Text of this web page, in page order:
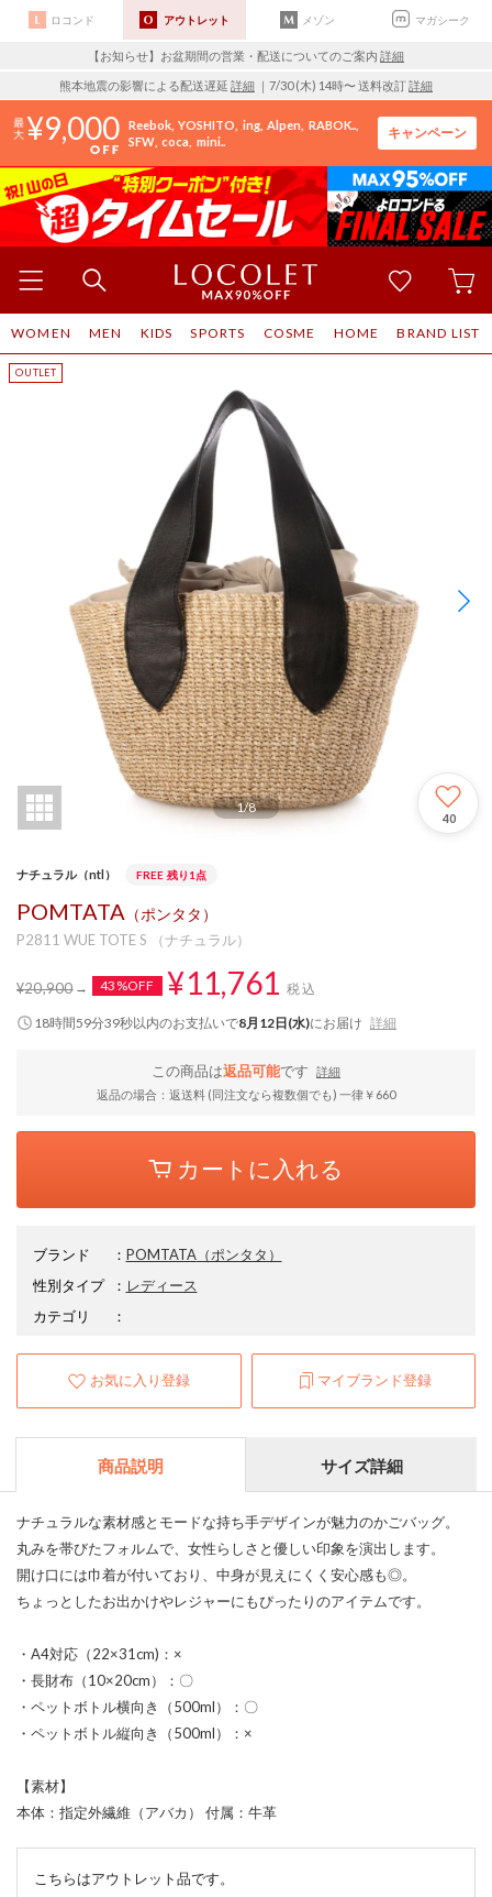
ロコンド アウトレット メゾン マガシーク
【お知らせ】お盆期間の営業・配送についてのご案内 詳細
熊本地震の影響による配送遅延 詳細 ｜7/30 (木) 14時〜 送料改訂詳細
9,000 Reebok YOSHITO ing Alpen
RABOK..
SFW coca mini..
キャンペーン
WOMEN MEN KIDS SPORTS COSME HOME BRAND LIST
1/8
40
ナチュラル（ntl） FREE 残り1点
POMTATA （ポンタタ）
P2811 WUE TOTE S （ナチュラル）
¥20,900 43%OFF ¥11,761 税込
18時間59分38秒以内のお支払いで8月12日(水)にお届け 詳細
この商品は返品可能です
詳細
返品の場合：返送料 (同注文なら複数個でも) 一律￥660
カートに入れる
ブランド ： POMTATA（ポンタタ）
性別タイプ
： レディース
カテゴリ
：
お気に入り登録 マイブランド登録
商品説明 サイズ詳細
ナチュラルな素材感とモードな持ち手デザインが魅力のかごバッグ。
丸みを帯びたフォルムで、女性らしさと優しい印象を演出します。
開け口には巾着が付いており、中身が見えにくく安心感も◎。
ちょっとしたお出かけやレジャーにもぴったりのアイテムです。
・A4対応（22×31cm)：×
・長財布（10×20cm）：〇
・ペットボトル横向き（500ml）：〇
・ペットボトル縦向き（500ml）：×
【素材】
本体：指定外繊維（アバカ） 付属：牛革
こちらはアウトレット品です。